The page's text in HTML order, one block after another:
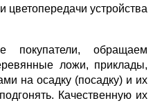
цветопередачи устройства
покупатели, обращаем
ложи, приклады,
на осадку (посадку) и их
Качественную их